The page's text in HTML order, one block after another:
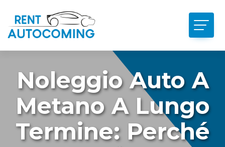
Noleggio Auto A
Metano A Lungo
Termine: Perché